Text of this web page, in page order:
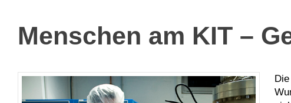
Menschen am KIT –